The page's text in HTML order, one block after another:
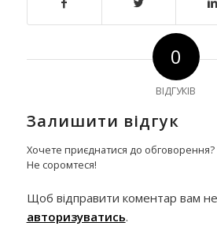
0
ВІДГУКІВ
Залишити відгук
Хочете приєднатися до обговорення?
Не соромтеся!
Щоб відправити коментар вам
авторизуватись.